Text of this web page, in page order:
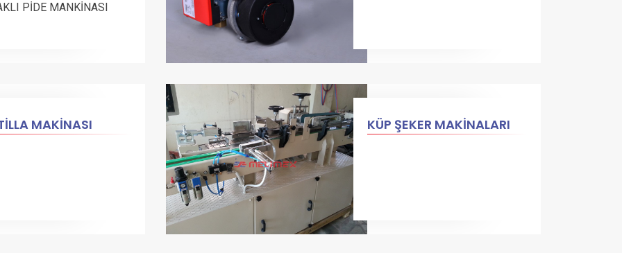
PİDE MANKİNASI
MAKİNASI KÜP ŞEKER MAKİNALARI